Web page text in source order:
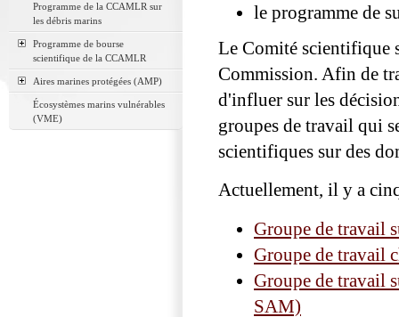
Programme de la CCAMLR sur
les débris marins
Programme de bourse
scientifique de la CCAMLR
Aires marines protégées (AMP)
Écosystèmes marins vulnérables
(VME)
le programme de
Le Comité scientifique
Commission. Afin de
d'influer sur les
groupes de travail qui
scientifiques sur des
Actuellement, il y a
Groupe de travail
Groupe de travail
Groupe de travail
SAM)